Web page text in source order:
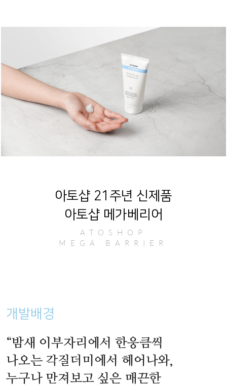
아토샵 21주년 신제품
아토샵 메가베리어
ATOSHOP
MEGA BARRIER
개발배경
“밤새 이부자리에서 한웅큼씩
나오는 각질더미에서 헤어나와,
누구나 만져보고 싶은 매끈한